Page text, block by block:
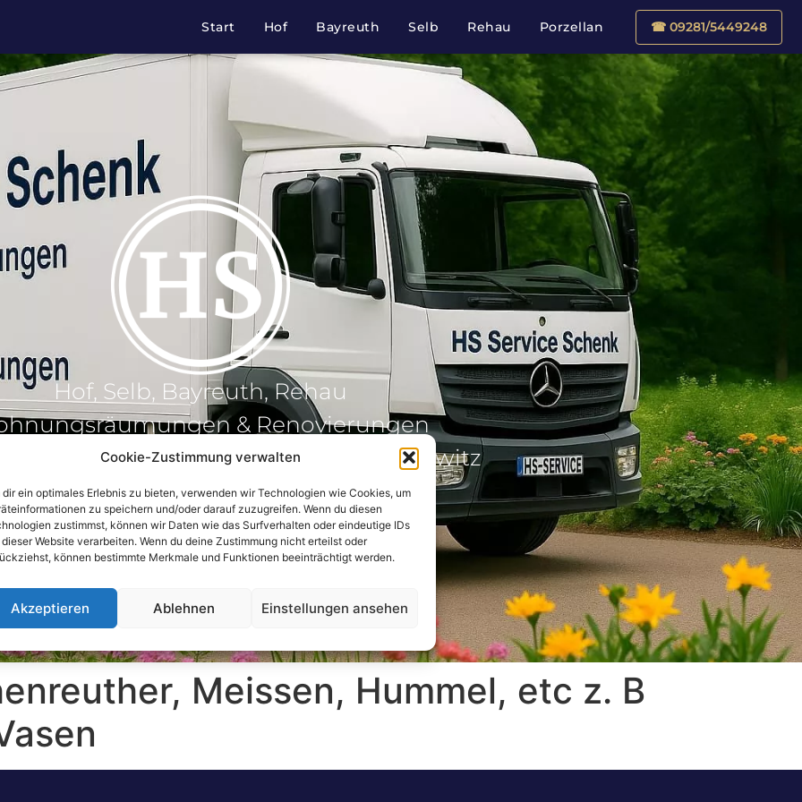
Cookie-Zustimmung verwalten
dir ein optimales Erlebnis zu bieten, verwenden wir Technologien wie Cookies, um
zu speichern und/oder darauf zuzugreifen. Wenn du diesen
zustimmst, können wir Daten wie das Surfverhalten oder eindeutige IDs
Website verarbeiten. Wenn du deine Zustimmung nicht erteilst oder
können bestimmte Merkmale und Funktionen beeinträchtigt werden.
Akzeptieren Ablehnen Einstellungen ansehen
Start Hof Bayreuth Selb Rehau Porzellan ☎ 09281/5449248
Hof, Selb, Bayreuth, Rehau
& Renovierungen
Hof, Selb, Bayreuth, Marktredwitz
und im Umkreis von 50 km
Meissen, Hummel, etc z. B